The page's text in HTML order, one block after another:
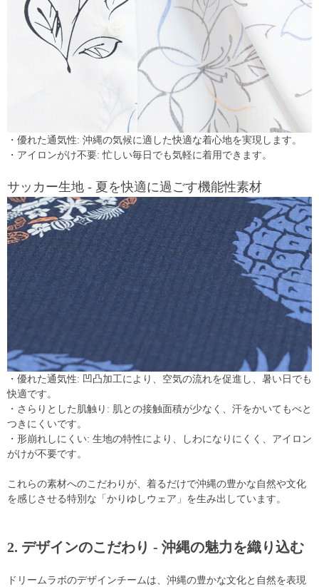
・優れた通気性: 沖縄の気候に適した快適な着心地を実現します。
・アイロンがけ不要: 忙しい毎日でも気軽に着用できます。
サッカー生地 - 夏を快適に過ごす機能性素材
・優れた通気性: 凹凸加工により、空気の流れを促進し、暑い日でも
快適です。
・さらりとした肌触り: 肌との接触面積が少なく、汗をかいてもべと
つきにくいです。
・形崩れしにくい: 生地の特性により、しわになりにくく、アイロン
がけが不要です。
これらの素材へのこだわりが、着るだけで沖縄の豊かな自然や文化
を感じさせる特別な「かりゆしウェア」を生み出しています。
2. デザインのこだわり - 沖縄の魅力を織り込む
ドリームラボのデザインチームは、沖縄の豊かな文化と自然を表現